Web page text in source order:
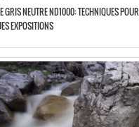
GRIS NEUTRE ND1000: TECHNIQUES POUR
EXPOSITIONS